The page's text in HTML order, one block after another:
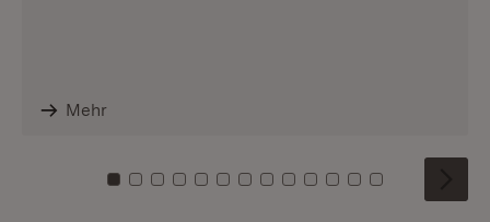
Mehr
Zu Kachel: 0
Zu Kachel: 1
Zu Kachel: 2
Zu Kachel: 3
Zu Kachel: 4
Zu Kachel: 5
Zu Kachel: 6
Zu Kachel: 7
Zu Kachel: 8
Zu Kachel: 9
Zu Kachel: 10
Zu Kachel: 11
Zu Kachel: